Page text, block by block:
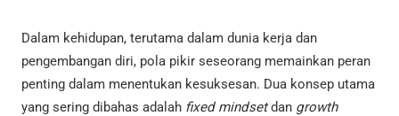
Dalam kehidupan, terutama dalam dunia kerja dan
pengembangan diri, pola pikir seseorang memainkan peran
penting dalam menentukan kesuksesan. Dua konsep utama
yang sering dibahas adalah fixed mindsetdan growth